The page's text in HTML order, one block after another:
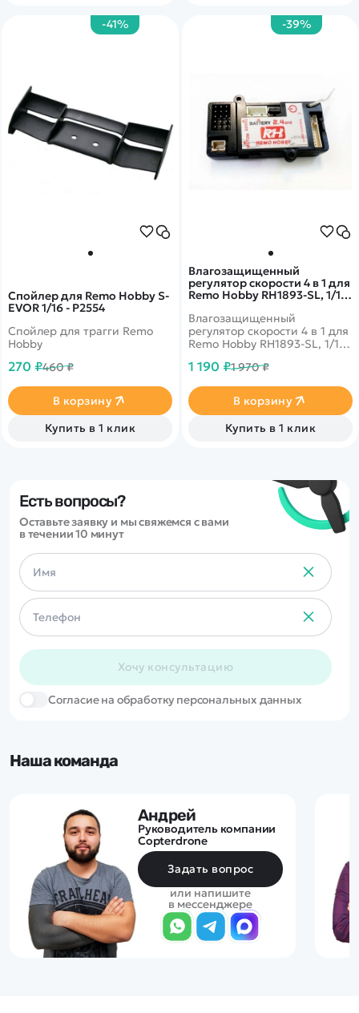
достижения необходимых
характеристик. Собрана на
-41%
Спойлер для Remo Hobby S-
EVOR 1/16 - P2554
Спойлер для трагги Remo
Hobby
270 ₽460 ₽
В корзину
Купить в 1 клик
-39%
Влагозащищенный
регулятор скорости 4 в 1 для
Remo Hobby RH1893-SL, 1/18
Влагозащищенный
регулятор скорости 4 в 1 для
Remo Hobby RH1893-SL, 1/18
1 190 ₽1 970 ₽
В корзину
Купить в 1 клик
Есть вопросы?
Оставьте заявку и мы свяжемся с вами
в течении 10 минут
Хочу консультацию
Cогласие на обработку персональных данных
Наша команда
Андрей
Руководитель компании
Copterdrone
Задать вопрос
или напишите
в мессенджере